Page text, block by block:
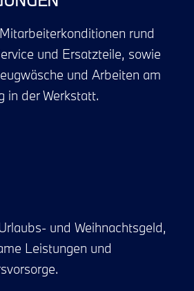
rund
und Ersatzteile, sowie
und Arbeiten am
in der Werkstatt.
und Weihnachtsgeld,
Leistungen und